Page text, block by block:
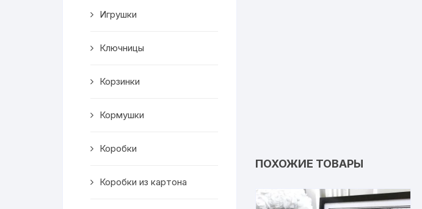
Подставки
Мини бары
ПОХОЖИЕ ТОВАРЫ
Игрушки
Ключницы
Корзинки
Кормушки
Коробки
Коробки из картона